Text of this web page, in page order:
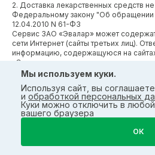
2. Доставка лекарственных средств
Федеральному закону "Об обращении
12.04.2010 N 61-ФЗ
Сервис ЗАО «Эвалар» может
сети Интернет (сайты третьих лиц).
информацию, содержащуюся на
«Эвалар» не несет
*по данным АО «Группа ДСМ» за
объему продаж в стоимостном
БАД (без учета СТМ) БАД (без учета
*Производственные процессы и
«Эвалар» сертифицированы в
международных сертификатов GMP,
Мы используем куки.
Используя сайт, вы
и обработкой персональных
Куки можно отключить в
вашего браузера
ОК